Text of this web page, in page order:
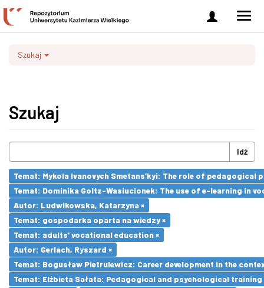
Zaloguj
się
Szukaj
Szukaj
Idź
Temat: Mykola Ivanovych Smetans’kyi: The role of
Temat: Dominika Goltz-Wasiucionek: The use of e-learning in
Autor: Ludwikowska, Katarzyna ×
Temat: gospodarka oparta na wiedzy ×
Temat: adults’ vocational education ×
Autor: Gerlach, Ryszard ×
Temat: Bogusław Pietrulewicz: Career development in the
Temat: Elżbieta Sałata: Pedagogical and psychological